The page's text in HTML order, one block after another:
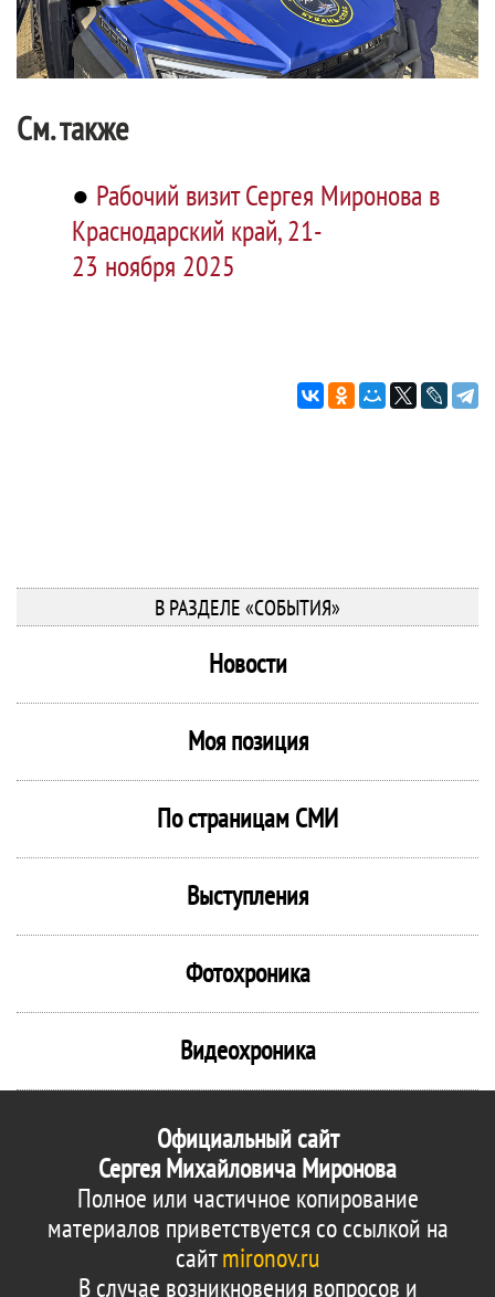
См. также
● Рабочий визит Сергея Миронова в
Краснодарский край, 21-
23 ноября 2025
В РАЗДЕЛЕ «СОБЫТИЯ»
Новости
Моя позиция
По страницам СМИ
Выступления
Фотохроника
Видеохроника
Официальный сайт
Сергея Михайловича Миронова
Полное или частичное копирование
материалов приветствуется со ссылкой на
сайтmironov.ru
В случае возникновения вопросов и